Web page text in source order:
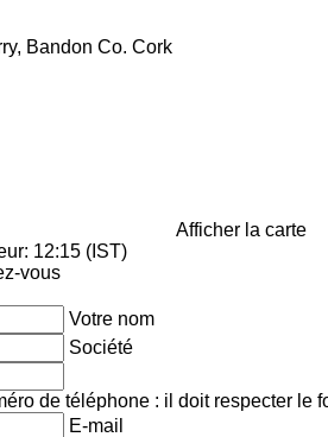
Bandon Co. Cork
Afficher la carte
12:15 (IST)
vous
Votre nom
Société
de téléphone : il doit respecter le
E-mail